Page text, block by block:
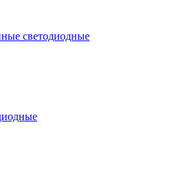
светодиодные